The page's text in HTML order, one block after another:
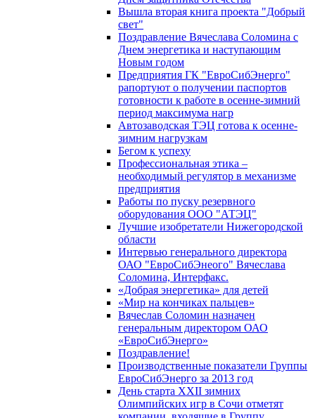
Вышла вторая книга проекта "Добрый
свет"
Поздравление Вячеслава Соломина с
Днем энергетика и наступающим
Новым годом
Предприятия ГК "ЕвроСибЭнерго"
рапортуют о получении паспортов
готовности к работе в осенне-зимний
период максимума нагр
Автозаводская ТЭЦ готова к осенне-
зимним нагрузкам
Бегом к успеху
Профессиональная этика –
необходимый регулятор в механизме
предприятия
Работы по пуску резервного
оборудования ООО "АТЭЦ"
Лучшие изобретатели Нижегородской
области
Интервью генерального директора
ОАО "ЕвроСибЭнеого" Вячеслава
Соломина, Интерфакс.
«Добрая энергетика» для детей
«Мир на кончиках пальцев»
Вячеслав Соломин назначен
генеральным директором ОАО
«ЕвроСибЭнерго»
Поздравление!
Производственные показатели Группы
ЕвроСибЭнерго за 2013 год
День старта XXII зимних
Олимпийских игр в Сочи отметят